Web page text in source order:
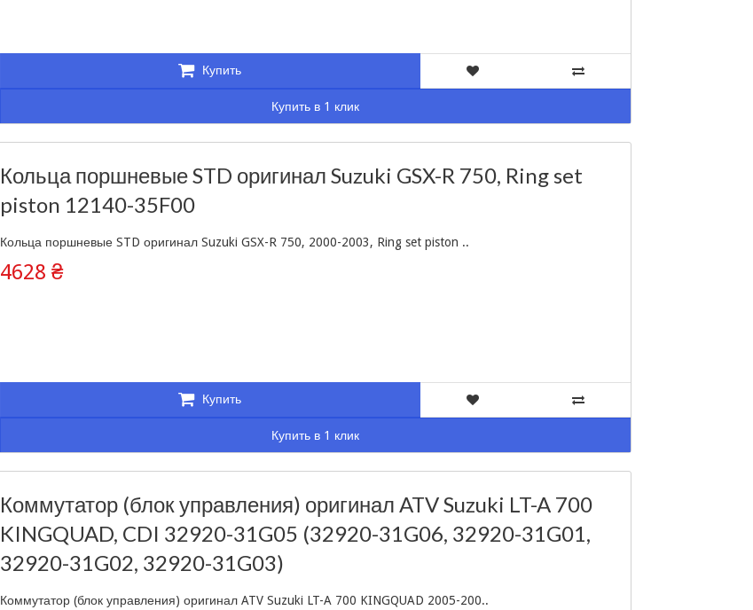
Купить
Купить в 1 клик
Кольца поршневые STD оригинал Suzuki GSX-R 750, Ring set
piston 12140-35F00
Кольца поршневые STD оригинал Suzuki GSX-R 750, 2000-2003, Ring set piston ..
4628 ₴
Купить
Купить в 1 клик
Коммутатор (блок управления) оригинал ATV Suzuki LT-A 700
KINGQUAD, CDI 32920-31G05 (32920-31G06, 32920-31G01,
32920-31G02, 32920-31G03)
Коммутатор (блок управления) оригинал ATV Suzuki LT-A 700 KINGQUAD 2005-200..